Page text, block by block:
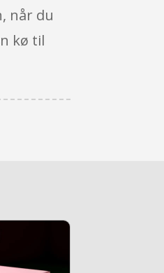
når du
kø til